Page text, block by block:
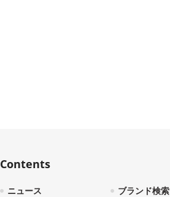
Contents
ニュース
ブランド検索